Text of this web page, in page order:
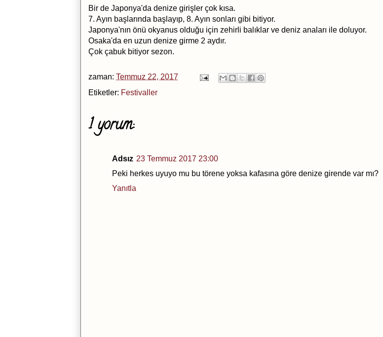
Bir de Japonya'da denize girişler çok kısa.
7. Ayın başlarında başlayıp, 8. Ayın sonları gibi bitiyor.
Japonya'nın önü okyanus olduğu için zehirli balıklar ve deniz anaları ile doluyor.
Osaka'da en uzun denize girme 2 aydır.
Çok çabuk bitiyor sezon.
zaman: Temmuz 22, 2017
Etiketler: Festivaller
1 yorum:
Adsız 23 Temmuz 2017 23:00
Peki herkes uyuyo mu bu törene yoksa kafasına göre denize girende var mı?
Yanıtla